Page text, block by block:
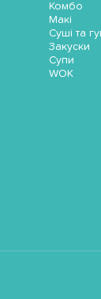
Комбо
Макі
Суші та
Закуски
Супи
WOK